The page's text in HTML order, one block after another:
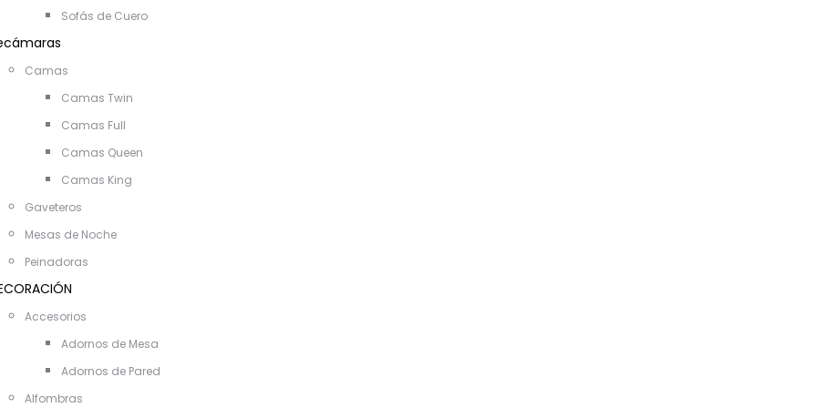
Sofás de Cuero
Camas
Camas Twin
Camas Full
Camas Queen
Camas King
Gaveteros
Mesas de Noche
Peinadoras
Accesorios
Adornos de Mesa
Adornos de Pared
Alfombras